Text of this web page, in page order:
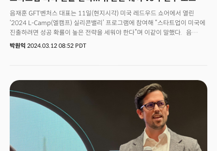
음재훈 GFT벤처스 대표는 11일(현지시각) 미국 레드우드 쇼어에서 열린
‘2024 L-Camp(엘캠프) 실리콘밸리’ 프로그램에 참여해 “스타트업이 미국에
진출하려면 성공 확률이 높은 전략을 세워야 한다”며 이같이 말했다. 음
대표는 스탠퍼드대 경영대학원 MBA를 거쳐 미국 실리콘밸리에서 27년째
눔, 타파스미디어 같은 한국계 창업가가 설립한 글로벌 스타트업에도
성공적으로 투자해 왔다. 엘켐프 실리콘밸리는 롯데벤처스가 크로스보더
미디어 더밀크와 함께 국내 스타트업들의 글로벌 사업 진출을 지원하기 위해
마련한 글로벌 액셀러레이팅 프로그램이다.
박원익 2024.03.12 08:52 PDT